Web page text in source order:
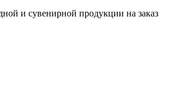
и сувенирной продукции на заказ